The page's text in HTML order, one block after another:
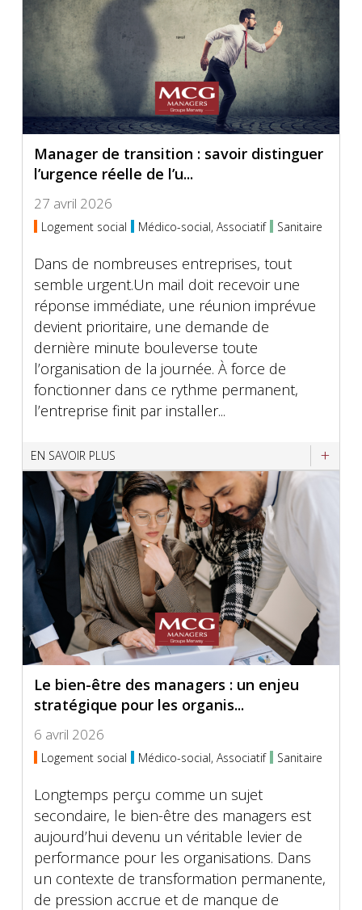
Manager de transition : savoir distinguer
l’urgence réelle de l’u...
27 avril 2026
Logement social Médico-social, Associatif Sanitaire
Dans de nombreuses entreprises, tout
semble urgent.Un mail doit recevoir une
réponse immédiate, une réunion imprévue
devient prioritaire, une demande de
dernière minute bouleverse toute
l’organisation de la journée. À force de
fonctionner dans ce rythme permanent,
l’entreprise finit par installer...
EN SAVOIR PLUS
Le bien-être des managers : un enjeu
stratégique pour les organis...
6 avril 2026
Logement social Médico-social, Associatif Sanitaire
Longtemps perçu comme un sujet
secondaire, le bien-être des managers est
aujourd’hui devenu un véritable levier de
performance pour les organisations. Dans
un contexte de transformation permanente,
de pression accrue et de manque de